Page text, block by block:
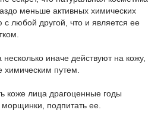
меньше активных химических
любой другой, что и является ее
иначе действуют на кожу,
путем.
коже лица драгоценные годы
подпитать ее.